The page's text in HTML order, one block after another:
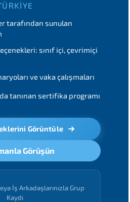
tarafından sunulan
sınıf içi, çevrimiçi
ve vaka çalışmaları
tanınan sertifika programı
Görüntüle
Görüşün
İş Arkadaşlarınızla Grup
Kaydı